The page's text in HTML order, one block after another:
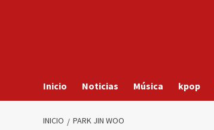
Inicio Noticias Música kpop
INICIO PARK JIN WOO